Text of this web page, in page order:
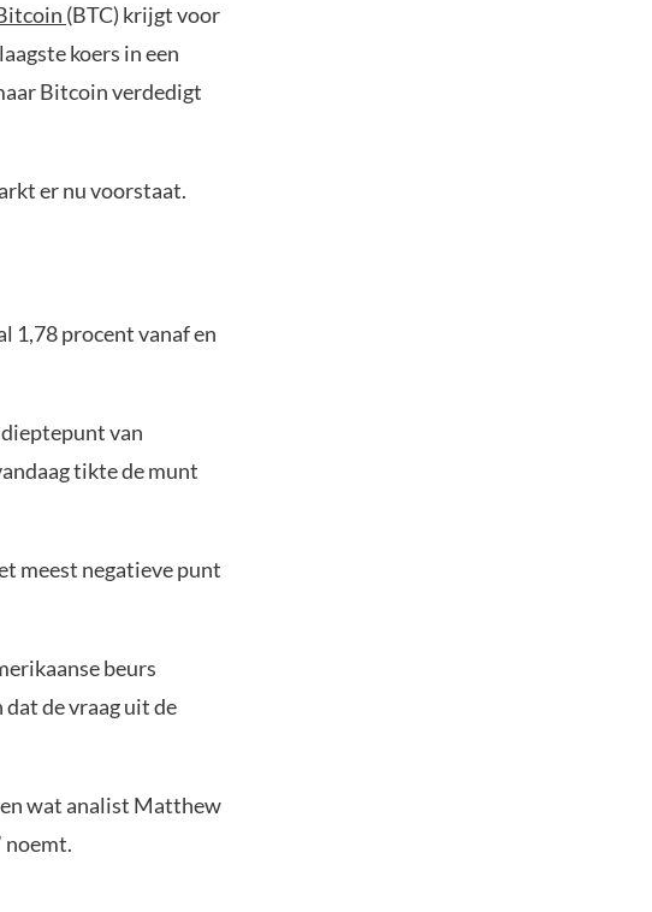
(BTC) krijgt voor
koers in een
Bitcoin verdedigt
er nu voorstaat.
1,78 procent vanaf en
van
tikte de munt
meest negatieve punt
beurs
de vraag uit de
wat analist Matthew
noemt.